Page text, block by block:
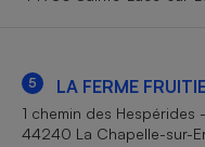
5 LA FERME
1 chemin des Hespérides
44240 La Chapelle-sur-